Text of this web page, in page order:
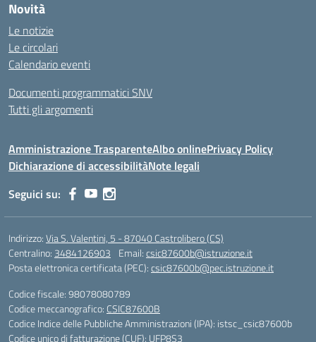
Novità
Le notizie
Le circolari
Calendario eventi
Documenti programmatici SNV
Tutti gli argomenti
Amministrazione TrasparenteAlbo onlinePrivacy Policy
Dichiarazione di accessibilitàNote legali
Seguici su:
Indirizzo:Via S. Valentini, 5 - 87040 Castrolibero (CS)
Centralino: 3484126903 Email:csic87600b@istruzione.it
Posta elettronica certificata (PEC):csic87600b@pec.istruzione.it
Codice fiscale: 98078080789
Codice meccanografico: CSIC87600B
Codice Indice delle Pubbliche Amministrazioni (IPA): istsc_csic87600b
Codice unico di fatturazione (CUF): UFP8S3